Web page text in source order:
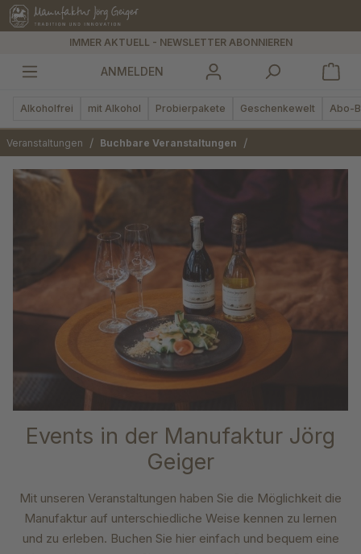
springen
IMMER AKTUELL - NEWSLETTER ABONNIEREN
ANMELDEN
Alkoholfrei mit Alkohol Probierpakete Geschenkewelt Abo-
Veranstaltungen / Buchbare Veranstaltungen /
Events in der Manufaktur Jörg
Geiger
Mit unseren Veranstaltungen haben Sie die Möglichkeit die
Manufaktur auf unterschiedliche Weise kennen zu lernen
und zu erleben. Buchen Sie hier einfach und bequem eine